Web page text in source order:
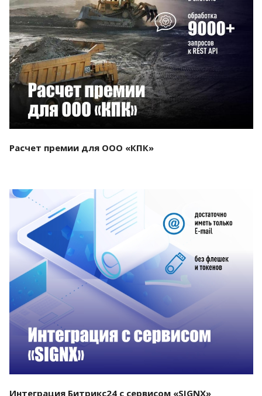
Смотреть проект
Расчет премии для ООО «КПК»
Смотреть проект
Интеграция Битрикс24 с сервисом «SIGNX»